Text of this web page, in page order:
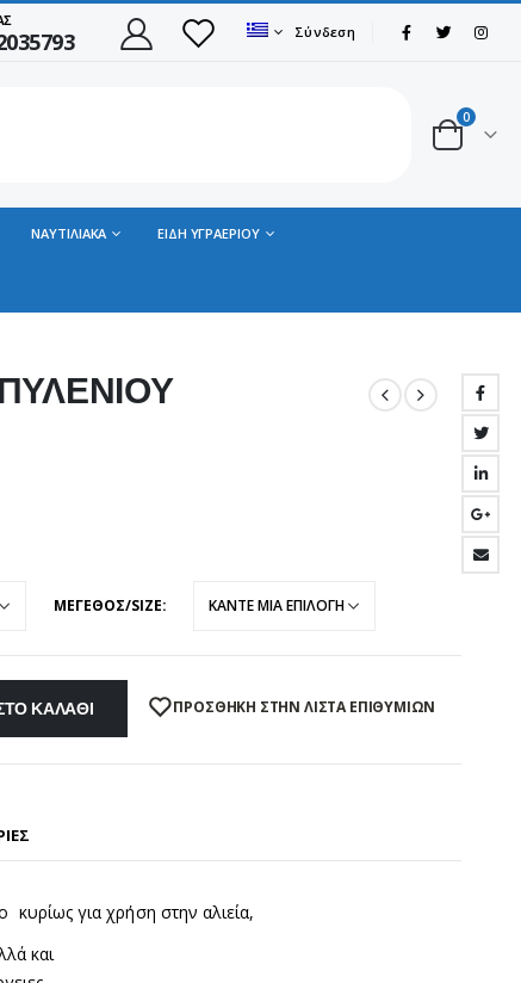
Σύνδεση
0
ΝΑΥΤΙΛΙΑΚΑ ΕΙΔΗ ΥΓΡΑΕΡΙΟΥ
ΜΕΓΕΘΟΣ/SIZE
ΚΑΛΆΘΙ ΠΡΌΣΘΉΚΗ ΣΤΗΝ ΛΊΣΤΑ ΕΠΙΘΥΜΙΏΝ
για χρήση στην αλιεία,
και